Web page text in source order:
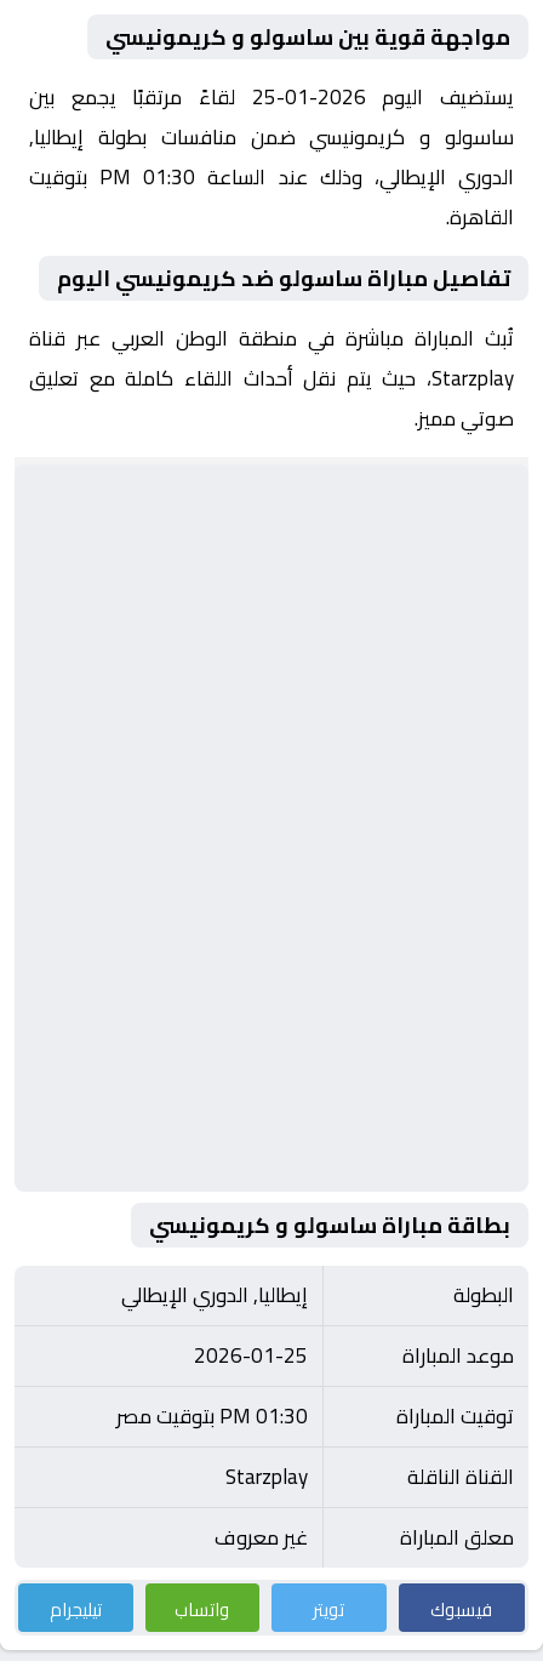
مواجهة قوية بين ساسولو و كريمونيسي
يستضيف اليوم 2026-01-25 لقاءً مرتقبًا يجمع بين
ساسولو و كريمونيسي ضمن منافسات بطولة إيطاليا,
الدوري الإيطالي، وذلك عند الساعة 01:30 PM بتوقيت
القاهرة.
تفاصيل مباراة ساسولو ضد كريمونيسي اليوم
تُبث المباراة مباشرة في منطقة الوطن العربي عبر قناة
Starzplay، حيث يتم نقل أحداث اللقاء كاملة مع تعليق
صوتي مميز.
بطاقة مباراة ساسولو و كريمونيسي
البطولة
إيطاليا, الدوري الإيطالي
موعد المباراة
2026-01-25
توقيت المباراة
01:30 PM بتوقيت مصر
القناة الناقلة
Starzplay
معلق المباراة
غير معروف
فيسبوك تويتر واتساب تيليجرام